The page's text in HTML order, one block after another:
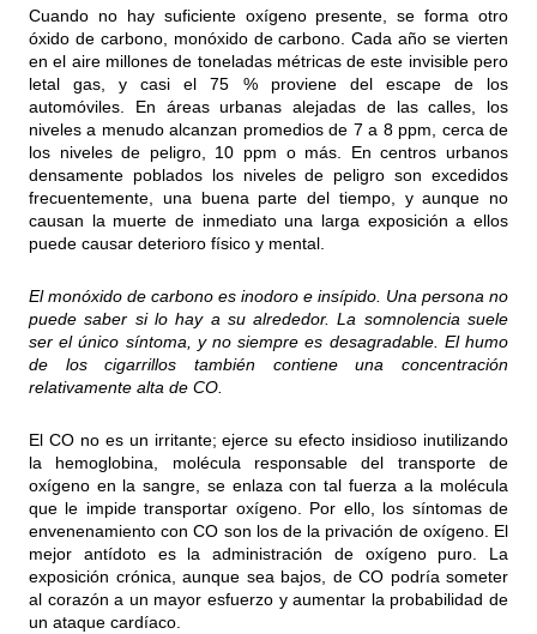
Cuando no hay suficiente oxígeno presente, se forma otro
óxido de carbono, monóxido de carbono. Cada año se vierten
en el aire millones de toneladas métricas de este invisible pero
letal gas, y casi el 75 % proviene del escape de los
automóviles. En áreas urbanas alejadas de las calles, los
niveles a menudo alcanzan promedios de 7 a 8 ppm, cerca de
los niveles de peligro, 10 ppm o más. En centros urbanos
densamente poblados los niveles de peligro son excedidos
frecuentemente, una buena parte del tiempo, y aunque no
causan la muerte de inmediato una larga exposición a ellos
puede causar deterioro físico y mental.
El monóxido de carbono es inodoro e insípido. Una persona no
puede saber si lo hay a su alrededor. La somnolencia suele
ser el único síntoma, y no siempre es desagradable. El humo
de los cigarrillos también contiene una concentración
relativamente alta de CO.
El CO no es un irritante; ejerce su efecto insidioso inutilizando
la hemoglobina, molécula responsable del transporte de
oxígeno en la sangre, se enlaza con tal fuerza a la molécula
que le impide transportar oxígeno. Por ello, los síntomas de
envenenamiento con CO son los de la privación de oxígeno. El
mejor antídoto es la administración de oxígeno puro. La
exposición crónica, aunque sea bajos, de CO podría someter
al corazón a un mayor esfuerzo y aumentar la probabilidad de
un ataque cardíaco.